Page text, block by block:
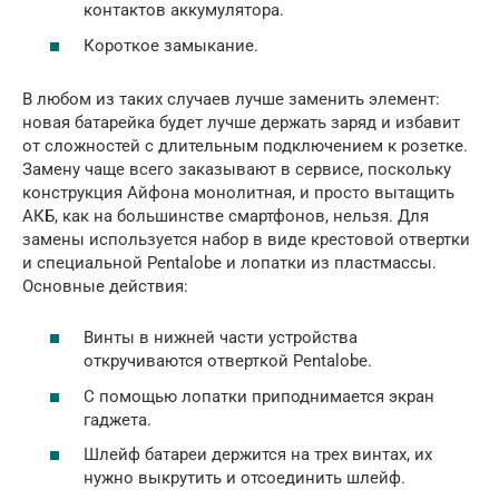
контактов аккумулятора.
Короткое замыкание.
В любом из таких случаев лучше заменить элемент:
новая батарейка будет лучше держать заряд и избавит
от сложностей с длительным подключением к розетке.
Замену чаще всего заказывают в сервисе, поскольку
конструкция Айфона монолитная, и просто вытащить
АКБ, как на большинстве смартфонов, нельзя. Для
замены используется набор в виде крестовой отвертки
и специальной Pentalobe и лопатки из пластмассы.
Основные действия:
Винты в нижней части устройства
откручиваются отверткой Pentalobe.
С помощью лопатки приподнимается экран
гаджета.
Шлейф батареи держится на трех винтах, их
нужно выкрутить и отсоединить шлейф.